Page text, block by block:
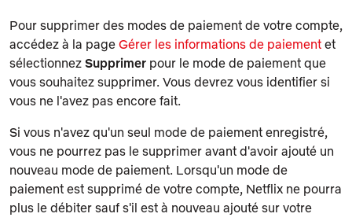
Pour supprimer des modes de paiement de votre compte,
accédez à la page Gérer les informations de paiement et
sélectionnez Supprimer pour le mode de paiement que
vous souhaitez supprimer. Vous devrez vous identifier si
vous ne l'avez pas encore fait.
Si vous n'avez qu'un seul mode de paiement enregistré,
vous ne pourrez pas le supprimer avant d'avoir ajouté un
nouveau mode de paiement. Lorsqu'un mode de
paiement est supprimé de votre compte, Netflix ne pourra
plus le débiter sauf s'il est à nouveau ajouté sur votre